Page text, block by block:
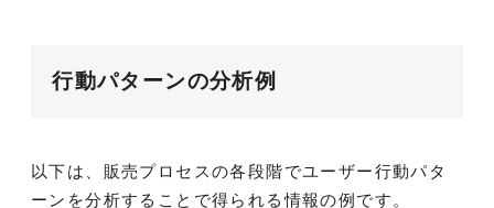
行動パターンの分析例
以下は、販売プロセスの各段階でユーザー行動パタ
ーンを分析することで得られる情報の例です。